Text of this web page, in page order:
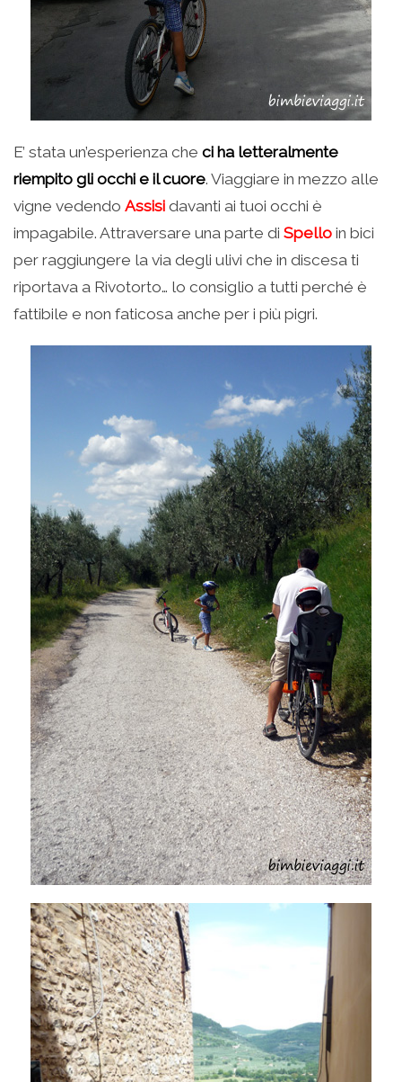
E’ stata un’esperienza che ci ha letteralmente
riempito gli occhi e il cuore. Viaggiare in mezzo alle
vigne vedendo Assisi davanti ai tuoi occhi è
impagabile. Attraversare una parte di Spello in bici
per raggiungere la via degli ulivi che in discesa ti
riportava a Rivotorto… lo consiglio a tutti perché è
fattibile e non faticosa anche per i più pigri.